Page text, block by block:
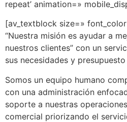
repeat’ animation=»
[av_textblock size=»
“Nuestra misión es ayudar a
nuestros clientes” con un
sus necesidades y
Somos un equipo humano
con una administración
soporte a nuestras
comercial priorizando el